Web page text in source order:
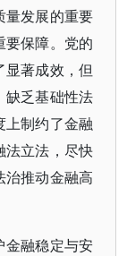
量发展的重要
要保障。党的
著成效，但
缺乏基础性法
制约了金融
法立法，尽快
治推动金融高
金融稳定与安